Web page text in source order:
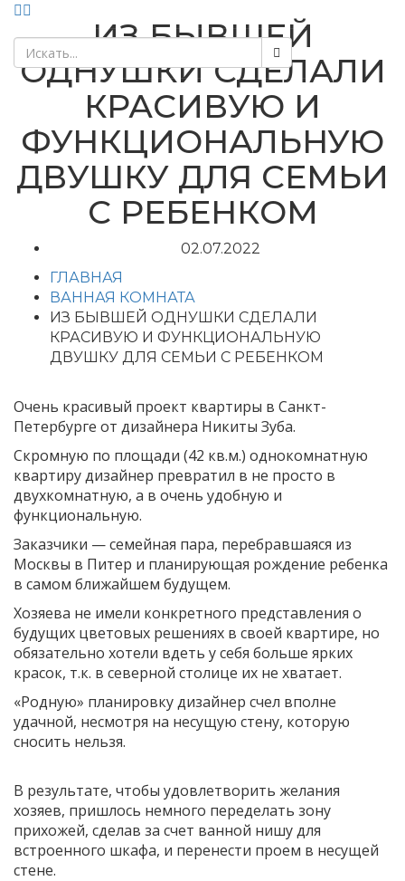
ИЗ БЫВШЕЙ
ОДНУШКИ СДЕЛАЛИ
КРАСИВУЮ И
ФУНКЦИОНАЛЬНУЮ
ДВУШКУ ДЛЯ СЕМЬИ
С РЕБЕНКОМ
02.07.2022
ГЛАВНАЯ
ВАННАЯ КОМНАТА
ИЗ БЫВШЕЙ ОДНУШКИ СДЕЛАЛИ
КРАСИВУЮ И ФУНКЦИОНАЛЬНУЮ
ДВУШКУ ДЛЯ СЕМЬИ С РЕБЕНКОМ
Очень красивый проект квартиры в Санкт-
Петербурге от дизайнера Никиты Зуба.
Скромную по площади (42 кв.м.) однокомнатную
квартиру дизайнер превратил в не просто в
двухкомнатную, а в очень удобную и
функциональную.
Заказчики — семейная пара, перебравшаяся из
Москвы в Питер и планирующая рождение ребенка
в самом ближайшем будущем.
Хозяева не имели конкретного представления о
будущих цветовых решениях в своей квартире, но
обязательно хотели вдеть у себя больше ярких
красок, т.к. в северной столице их не хватает.
«Родную» планировку дизайнер счел вполне
удачной, несмотря на несущую стену, которую
сносить нельзя.
В результате, чтобы удовлетворить желания
хозяев, пришлось немного переделать зону
прихожей, сделав за счет ванной нишу для
встроенного шкафа, и перенести проем в несущей
стене.